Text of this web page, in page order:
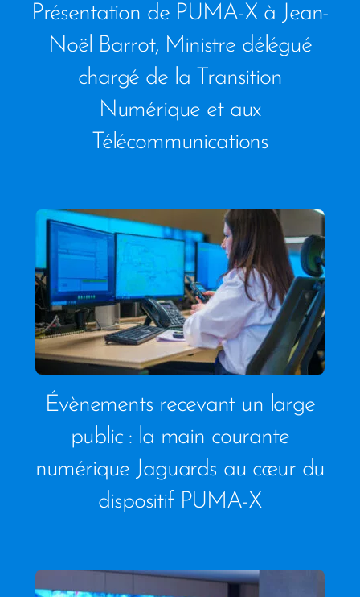
Présentation de PUMA-X à Jean-
Noël Barrot, Ministre délégué
chargé de la Transition
Numérique et aux
Télécommunications
Évènements recevant un large
public : la main courante
numérique Jaguards au cœur du
dispositif PUMA-X